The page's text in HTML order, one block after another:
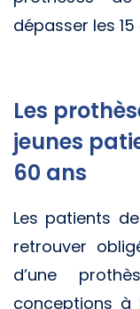
dépasser les
Les
jeunes
60 ans
Les patients
retrouver
d’une
conceptions à